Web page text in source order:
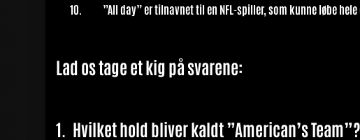
”All day” er tilnavnet til en NFL-spiller, som kunne løbe
Lad os tage et kig på svarene:
1. Hvilket hold bliver kaldt ”American’s Team”?